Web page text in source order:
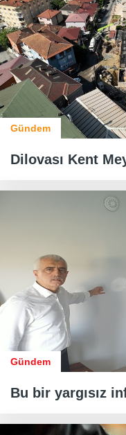
Gündem
Dilovası Kent
Gündem
Bu bir yargısız